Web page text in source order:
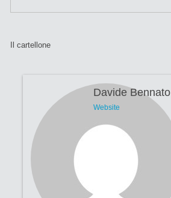
Il cartellone
Davide Bennato
Website